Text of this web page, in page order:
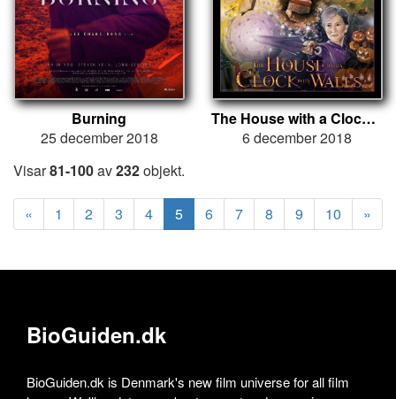
Burning
25 december 2018
The House with a Clock in Its Walls
6 december 2018
Visar81-100av232objekt.
« 1 2 3 4 5 6 7 8 9 10 »
BioGuiden.dk
BioGuiden.dk is Denmark's new film universe for all film